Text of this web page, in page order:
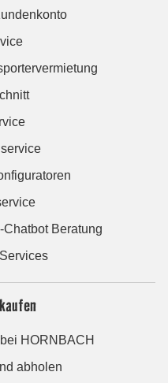
Chatbot Beratung
HORNBACH
abholen